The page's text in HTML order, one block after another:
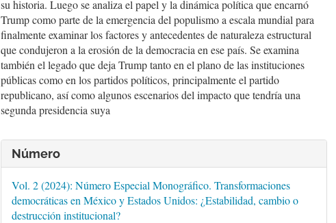
su historia. Luego se analiza el papel y la dinámica política que encarnó
Trump como parte de la emergencia del populismo a escala mundial para
finalmente examinar los factores y antecedentes de naturaleza estructural
que condujeron a la erosión de la democracia en ese país. Se examina
también el legado que deja Trump tanto en el plano de las instituciones
públicas como en los partidos políticos, principalmente el partido
republicano, así como algunos escenarios del impacto que tendría una
segunda presidencia suya
Detalles
del
artículo
Número
Vol. 2 (2024): Número Especial Monográfico. Transformaciones
democráticas en México y Estados Unidos: ¿Estabilidad, cambio o
destrucción institucional?